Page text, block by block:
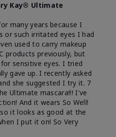
Kay® Ultimate
many years because I
or such irritated eyes I had
used to carry makeup
products previously, but
sensitive eyes. I tried
gave up. I recently asked
she suggested I try it. 7
Ultimate mascara!!! I've
And it wears So Well!
it looks as good at the
I put it on! So Very